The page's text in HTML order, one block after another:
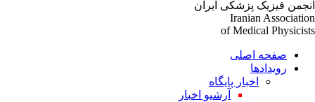
فیزیک پزشکی ایران
Iranian
of Medical
صفحه اصلی
رویدادها
اخبار پایگاه
آرشیو اخبار